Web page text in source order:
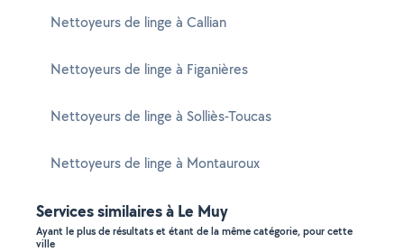
Nettoyeurs de linge à Callian
Nettoyeurs de linge à Figanières
Nettoyeurs de linge à Solliès-Toucas
Nettoyeurs de linge à Montauroux
Services similaires à Le Muy
Ayant le plus de résultats et étant de la même catégorie, pour cette
ville